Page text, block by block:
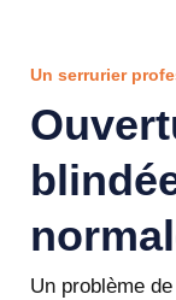
Un serrurier
Un problème